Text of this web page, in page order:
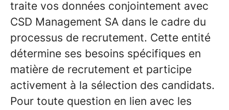
traite vos données conjointement avec
CSD Management SA dans le cadre du
processus de recrutement. Cette entité
détermine ses besoins spécifiques en
matière de recrutement et participe
activement à la sélection des candidats.
Pour toute question en lien avec les